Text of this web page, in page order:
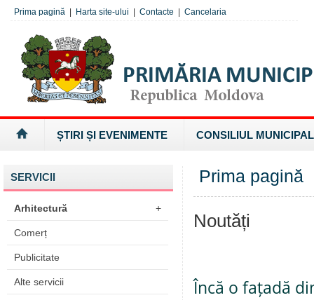
Prima pagină Harta site-ului Contacte Cancelaria
ȘTIRI ȘI EVENIMENTE CONSILIUL MUNICIPAL
SERVICII
Arhitectură +
Comerț
Publicitate
Alte servicii
Prima pagină
Noutăți
Încă o fațadă